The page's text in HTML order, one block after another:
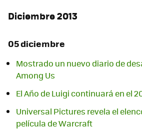
Diciembre 2013
05 diciembre
Mostrado un nuevo diario de
Among Us
El Año de Luigi continuará en el
Universal Pictures revela el
película de Warcraft